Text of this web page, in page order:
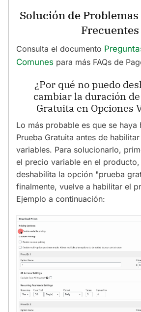
Solución de
Frecuentes
Consulta el documento
Comunes para más FAQs de
¿Por qué no puedo
cambiar la duración
Gratuita en Opciones
Lo más probable es que se haya
Prueba Gratuita antes de
variables. Para solucionarlo,
el precio variable en el
deshabilita la opción "prueba
finalmente, vuelve a habilitar el
Ejemplo a continuación: